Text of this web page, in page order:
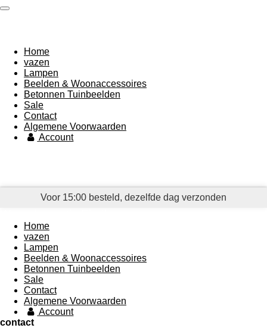
Ga
hoofdinhoud
Home
vazen
Lampen
Beelden & Woonaccessoires
Betonnen Tuinbeelden
Sale
Contact
Algemene Voorwaarden
Account
Voor 15:00 besteld, dezelfde dag verzonden
Home
vazen
Lampen
Beelden & Woonaccessoires
Betonnen Tuinbeelden
Sale
Contact
Algemene Voorwaarden
Account
contact